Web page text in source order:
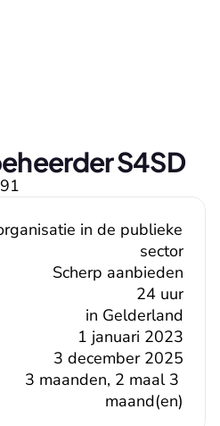
S4SD
in de publieke
sector
Scherp aanbieden
24 uur
in Gelderland
3 maanden, 2 maal 3
maand(en)
3 december 2025
1 januari 2023